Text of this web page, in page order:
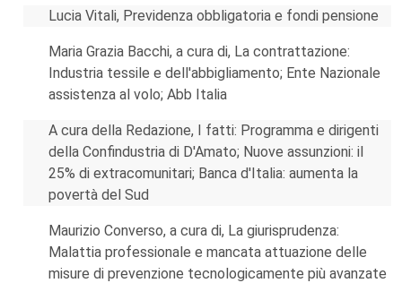
Lucia Vitali, Previdenza obbligatoria e fondi pensione
Maria Grazia Bacchi, a cura di, La contrattazione:
Industria tessile e dell'abbigliamento; Ente Nazionale
assistenza al volo; Abb Italia
A cura della Redazione, I fatti: Programma e dirigenti
della Confindustria di D'Amato; Nuove assunzioni: il
25% di extracomunitari; Banca d'Italia: aumenta la
povertà del Sud
Maurizio Converso, a cura di, La giurisprudenza:
Malattia professionale e mancata attuazione delle
misure di prevenzione tecnologicamente più avanzate